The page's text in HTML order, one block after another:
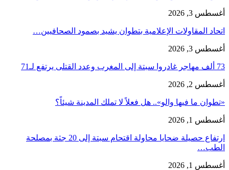
أغسطس 3, 2026
اتحاد المقاولات الإعلامية بتطوان يشيد بصمود الصحافيين…
أغسطس 3, 2026
73 ألف مهاجر غادروا سبتة إلى المغرب وعدد القتلى يرتفع لـ71
أغسطس 2, 2026
«تطوان ما فيها والو».. هل فعلاً لا تملك المدينة شيئاً؟
أغسطس 1, 2026
ارتفاع حصيلة ضحايا محاولة اقتحام سبتة إلى 20 جثة بمصلحة
الطب…
أغسطس 1, 2026